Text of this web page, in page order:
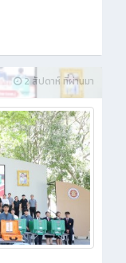
2 สัปดาห์ ที่ผ่านมา